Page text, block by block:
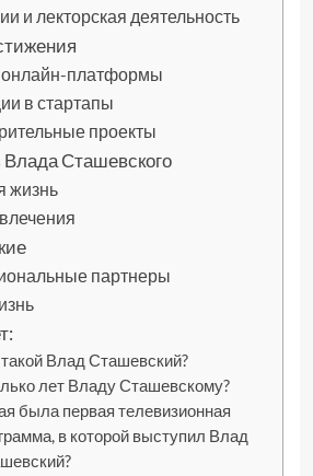
и лекторская деятельность
онлайн-платформы
в стартапы
проекты
Сташевского
жизнь
партнеры
такой Влад Сташевский?
лет Владу Сташевскому?
была первая телевизионная
в которой выступил Влад